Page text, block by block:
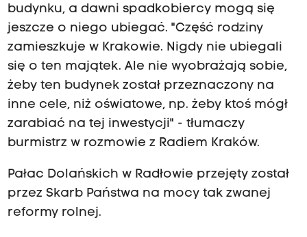
budynku, a dawni spadkobiercy mogą się
jeszcze o niego ubiegać. "Część rodziny
zamieszkuje w Krakowie. Nigdy nie ubiegali
się o ten majątek. Ale nie wyobrażają sobie,
żeby ten budynek został przeznaczony na
inne cele, niż oświatowe, np. żeby ktoś mógł
zarabiać na tej inwestycji" - tłumaczy
burmistrz w rozmowie z Radiem Kraków.
Pałac Dolańskich w Radłowie przejęty został
przez Skarb Państwa na mocy tak zwanej
reformy rolnej.